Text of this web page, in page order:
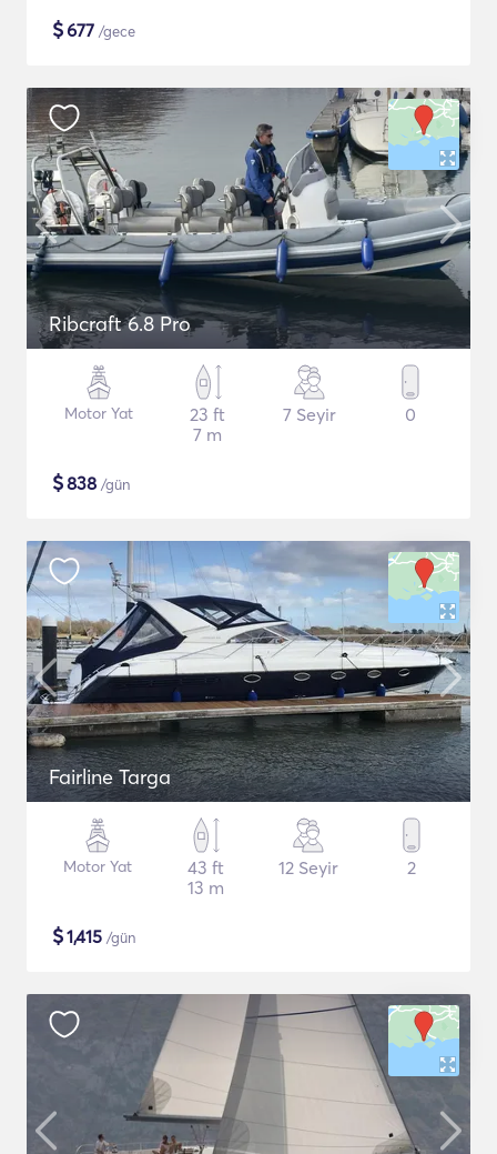
$677 /gece
Ribcraft 6.8 Pro
Motor Yat
23 ft
7 m
7 Seyir 0
$838 /gün
Fairline Targa
Motor Yat
43 ft
13 m
12 Seyir 2
$1,415 /gün